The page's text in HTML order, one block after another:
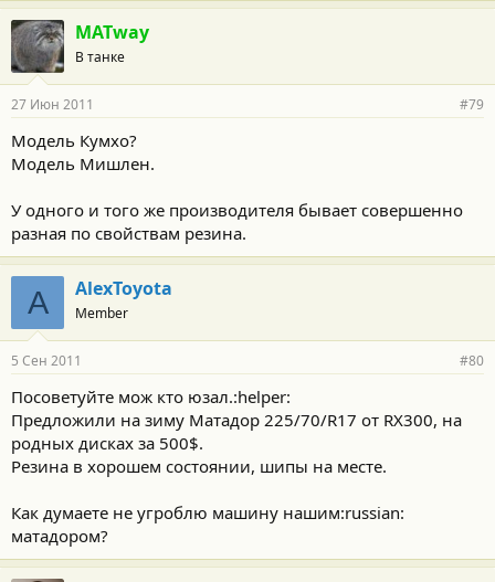
MATway
В танке
27 Июн 2011 #79
Модель Кумхо?
Модель Мишлен.
У одного и того же производителя бывает совершенно
разная по свойствам резина.
A AlexToyota
Member
5 Сен 2011 #80
Посоветуйте мож кто юзал.:helper:
Предложили на зиму Матадор 225/70/R17 от RX300, на
родных дисках за 500$.
Резина в хорошем состоянии, шипы на месте.
Как думаете не угроблю машину нашим:russian:
матадором?